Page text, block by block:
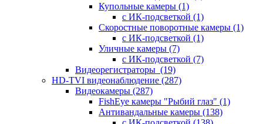
Купольные камеры (1)
с ИК-подсветкой (1)
Скоростные поворотные камеры (1)
с ИК-подсветкой (1)
Уличные камеры (7)
с ИК-подсветкой (7)
Видеорегистраторы (19)
HD-TVI видеонаблюдение (287)
Видеокамеры (287)
FishEye камеры "Рыбий глаз" (1)
Антивандальные камеры (138)